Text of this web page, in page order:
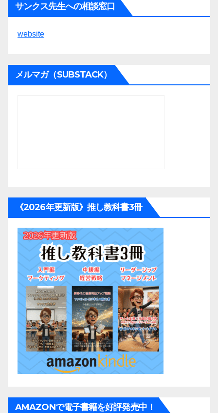
サンクス先生への相談窓口
website
メルマガ（SUBSTACK）
《2026年更新版》推し教科書3冊
AMAZONで電子書籍を好評発売中！